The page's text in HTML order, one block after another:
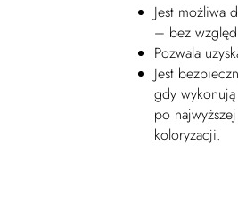
Jest możliwa
– bez
Pozwala
Jest
gdy
po
koloryzacji.